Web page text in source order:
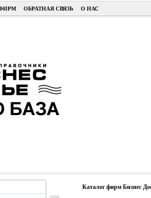
ОБРАТНАЯ СВЯЗЬ О НАС
Каталог фирм Бизнес